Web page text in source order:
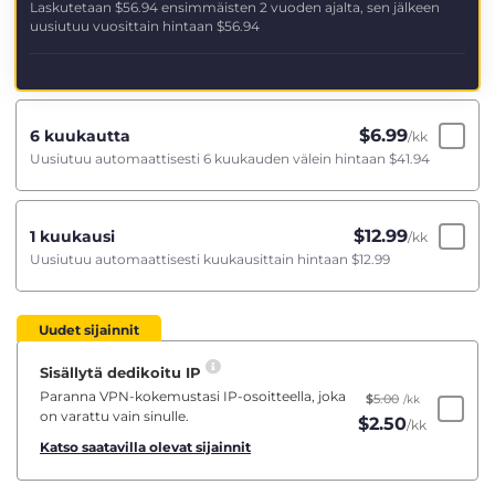
Laskutetaan $56.94 ensimmäisten 2 vuoden ajalta, sen jälkeen
uusiutuu vuosittain hintaan $56.94
6 kuukautta $6.99/kk
Uusiutuu automaattisesti 6 kuukauden välein hintaan $41.94
1 kuukausi $12.99/kk
Uusiutuu automaattisesti kuukausittain hintaan $12.99
Uudet sijainnit
Sisällytä dedikoitu IP
Paranna VPN-kokemustasi IP-osoitteella, joka
on varattu vain sinulle.
Katso saatavilla olevat sijainnit
$5.00 /kk
$2.50/kk